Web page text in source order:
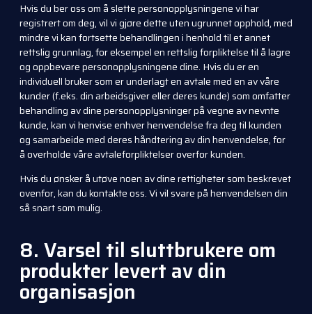
Hvis du ber oss om å slette personopplysningene vi har
registrert om deg, vil vi gjøre dette uten ugrunnet opphold, med
mindre vi kan fortsette behandlingen i henhold til et annet
rettslig grunnlag, for eksempel en rettslig forpliktelse til å lagre
og oppbevare personopplysningene dine. Hvis du er en
individuell bruker som er underlagt en avtale med en av våre
kunder (f.eks. din arbeidsgiver eller deres kunde) som omfatter
behandling av dine personopplysninger på vegne av nevnte
kunde, kan vi henvise enhver henvendelse fra deg til kunden
og samarbeide med deres håndtering av din henvendelse, for
å overholde våre avtaleforpliktelser overfor kunden.
Hvis du ønsker å utøve noen av dine rettigheter som beskrevet
ovenfor, kan du kontakte oss. Vi vil svare på henvendelsen din
så snart som mulig.
8. Varsel til sluttbrukere om
produkter levert av din
organisasjon